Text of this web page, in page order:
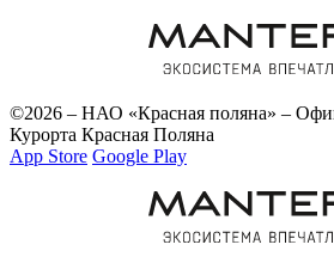
©2026 – НАО «Красная поляна» –
Курорта Красная Поляна
App Store Google Play